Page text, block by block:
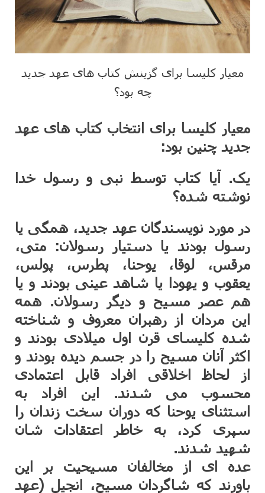
معیار کلیسا برای گزینش کتاب های عهد جدید
چه بود؟
معیار کلیسا برای انتخاب کتاب های عهد
جدید چنین بود:
یک. آیا کتاب توسط نبی و رسول خدا
نوشته شده؟
در مورد نویسندگان عهد جدید، همگی یا
رسول بودند یا دستیار رسولان: متی،
مرقس، لوقا، یوحنا، پطرس، پولس،
یعقوب و یهودا یا شاهد عینی بودند و یا
هم عصر مسیح و دیگر رسولان. همه
این مردان از رهبران معروف و شناخته
شده کلیسای قرن اول میلادی بودند و
اکثر آنان مسیح را در جسم دیده بودند و
از لحاظ اخلاقی افراد قابل اعتمادی
محسوب می شدند. این افراد به
استثنای یوحنا که دوران سخت زندان را
سپری کرد، به خاطر اعتقادات شان
شهید شدند.
عده ای از مخالفان مسیحیت بر این
باورند که شاگردان مسیح، انجیل (عهد